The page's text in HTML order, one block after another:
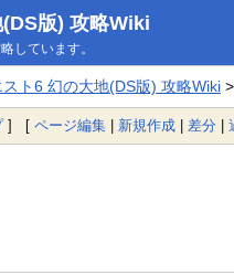
(DS版) 攻略Wiki
しています。
スト6 幻の大地(DS版) 攻略Wiki>
] [ ページ編集 | 新規作成 | 差分 |